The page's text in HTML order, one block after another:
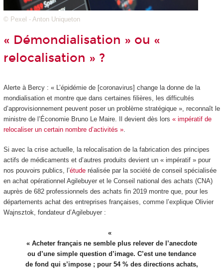
© Pexel - Anton Uniqueton
« Démondialisation » ou «
relocalisation » ?
Alerte à Bercy : « L’épidémie de [coronavirus] change la donne de la
mondialisation et montre que dans certaines filières, les difficultés
d’approvisionnement peuvent poser un problème stratégique », reconnaît le
ministre de l’Économie Bruno Le Maire. Il devient dès lors « impératif de
relocaliser un certain nombre d’activités ».
Si avec la crise actuelle, la relocalisation de la fabrication des principes
actifs de médicaments et d’autres produits devient un « impératif » pour
nos pouvoirs publics, l’étuderéalisée par la société de conseil spécialisée
en achat opérationnel Agilebuyer et le Conseil national des achats (CNA)
auprès de 682 professionnels des achats fin 2019 montre que, pour les
départements achat des entreprises françaises, comme l’explique Olivier
Wajnsztok, fondateur d’Agilebuyer :
« Acheter français ne semble plus relever de l’anecdote
ou d’une simple question d’image. C’est une tendance
de fond qui s’impose ; pour 54 % des directions achats,